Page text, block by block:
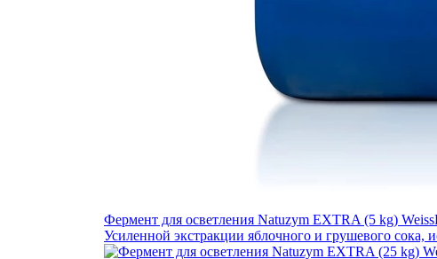
Фермент для осветления Natuzym EXTRA (5 kg)
Усиленной экстракции яблочного и грушевого сока,